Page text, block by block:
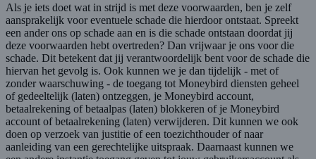
Als je iets doet wat in strijd is met deze voorwaarden, ben je zelf
aansprakelijk voor eventuele schade die hierdoor ontstaat. Spreekt
een ander ons op schade aan en is die schade ontstaan doordat jij
deze voorwaarden hebt overtreden? Dan vrijwaar je ons voor die
schade. Dit betekent dat jij verantwoordelijk bent voor de schade die
hiervan het gevolg is. Ook kunnen we je dan tijdelijk - met of
zonder waarschuwing - de toegang tot Moneybird diensten geheel
of gedeeltelijk (laten) ontzeggen, je Moneybird account,
betaalrekening of betaalpas (laten) blokkeren of je Moneybird
account of betaalrekening (laten) verwijderen. Dit kunnen we ook
doen op verzoek van justitie of een toezichthouder of naar
aanleiding van een gerechtelijke uitspraak. Daarnaast kunnen we